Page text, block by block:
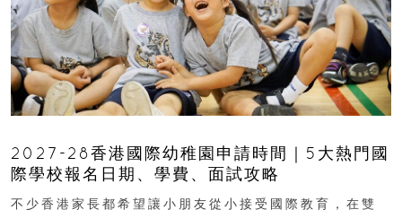
2027-28香港國際幼稚園申請時間｜5大熱門國
際學校報名日期、學費、面試攻略
不少香港家長都希望讓小朋友從小接受國際教育，在雙